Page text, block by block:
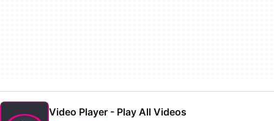
Video Player - Play All Videos